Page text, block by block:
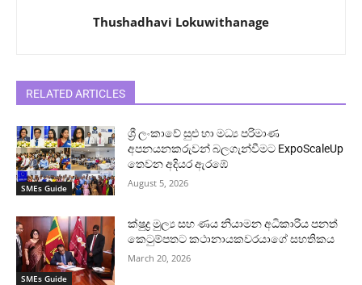
Thushadhavi Lokuwithanage
RELATED ARTICLES
SMEs Guide
ශ්‍රී ලංකාවේ සුළු හා මධ්‍ය පරිමාණ
අපනයනකරුවන් බලගැන්වීමට ExpoScaleUp
තෙවන අදියර ඇරඹේ
August 5, 2026
SMEs Guide
ක්ෂුද්‍ර මුල්‍ය සහ ණය නියාමන අධිකාරිය පනත්
කෙටුම්පතට කථානායකවරයාගේ සහතිකය
March 20, 2026